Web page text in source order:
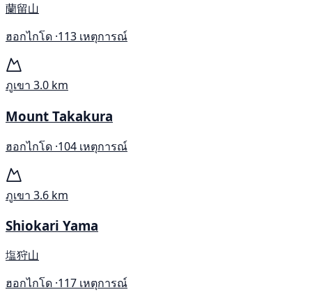
蘭留山
ฮอกไกโด ·113 เหตุการณ์
ภูเขา 3.0 km
Mount Takakura
ฮอกไกโด ·104 เหตุการณ์
ภูเขา 3.6 km
Shiokari Yama
塩狩山
ฮอกไกโด ·117 เหตุการณ์